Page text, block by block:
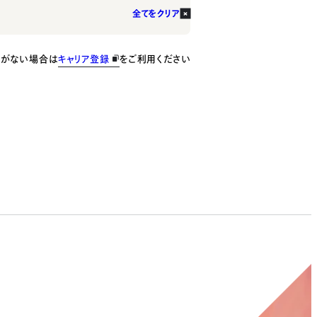
全てをクリア
ない場合はキャリア登録 をご利用ください